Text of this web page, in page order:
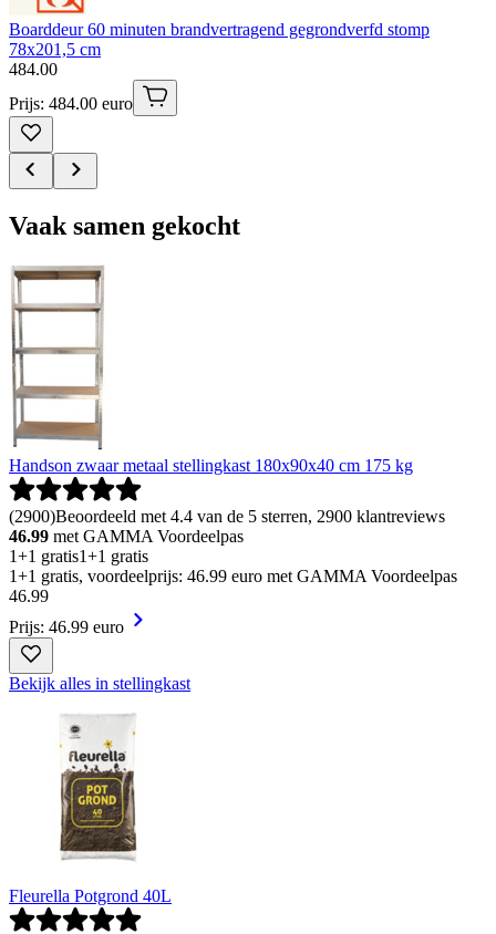
Boarddeur 60 minuten brandvertragend gegrondverfd stomp
78x201,5 cm
484.00
Prijs: 484.00 euro
Vaak samen gekocht
Handson zwaar metaal stellingkast 180x90x40 cm 175 kg
(2900)Beoordeeld met 4.4 van de 5 sterren, 2900 klantreviews
46.99 met GAMMA Voordeelpas
1+1 gratis1+1 gratis
1+1 gratis, voordeelprijs: 46.99 euro met GAMMA Voordeelpas
46.99
Prijs: 46.99 euro
Bekijk alles in stellingkast
Fleurella Potgrond 40L